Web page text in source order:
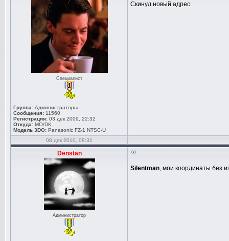
Специалист
Группа: Администраторы
Сообщения: 11560
Регистрация: 03 дек 2009, 22:32
Откуда: MO/DK
Модель 3DO: Panasonic FZ-1 NTSC-U
Скинул новый адрес.
08 дек 2010, 08:31
Denstan
Администратор
Silentman, мои координаты без